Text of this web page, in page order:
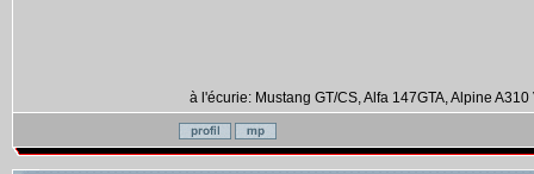
à l'écurie: Mustang GT/CS, Alfa 147GTA, Alpine